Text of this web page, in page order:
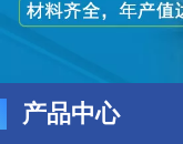
产品中心